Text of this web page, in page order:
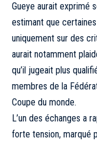
Gueye aurait exprimé
estimant que
uniquement sur des
aurait notamment
qu’il jugeait plus
membres de la
Coupe du monde.
L’un des échanges a
forte tension, marqué